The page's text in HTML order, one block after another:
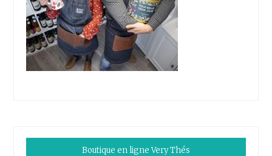
Boutique en ligne Very Thés